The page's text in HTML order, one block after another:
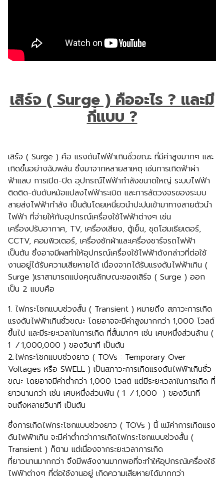
เสิร์จ( Surge ) คืออะไร ? และมี
กี่แบบ ?
เสิร์จ ( Surge ) คือ แรงดันไฟฟ้าเกินชั่วขณะ ที่มีค่าสูงมากๆ และ
เกิดขึ้นอย่างฉับพลัน ซึ่งมาจากหลายสาเหตุ เช่นการเกิดฟ้าผ่า
ฟ้าแลบ การเปิด-ปิด อุปกรณ์ไฟฟ้ากำลังขนาดใหญ่ ระบบไฟฟ้า
ติดติด-ดับดับหม้อแปลงไฟฟ้าระเบิด และการลัดวงจรของระบบ
สายส่งไฟฟ้ากำลัง เป็นต้นโดยเหนี่ยวนำปะปนเข้ามาทางสายตัวนำ
ไฟฟ้า ที่จ่ายให้กับอุปกรณ์เครื่องใช้ไฟฟ้าต่างๆ เช่น
เครื่องปรับอากาศ, TV, เครื่องเสียง, ตู้เย็น, ชุดโฮมเธียเตอร์,
CCTV, คอมพิวเตอร์, เครื่องซักผ้าและเครื่องชาร์จรถไฟฟ้า
เป็นต้น ซึ่งอาจมีผลทำให้อุปกรณ์เครื่องใช้ไฟฟ้าดังกล่าวที่ต่อใช้
งานอยู่ได้รับความเสียหายได้ เนื่องจากได้รับแรงดันไฟฟ้าเกิน (
Surge )เราสามารถแบ่งคุณลักษณะของเสิร์จ ( Surge ) ออก
เป็น 2 แบบคือ
1. ไฟกระโชกแบบช่วงสั้น ( Transient ) หมายถึง สภาวะการเกิด
แรงดันไฟฟ้าเกินชั่วขณะ โดยอาจจะมีค่าสูงมากกว่า 1,000 โวลต์
ขึ้นไป และมีระยะเวลาในการเกิด ที่สั้นมากๆ เช่น เศษหนึ่งส่วนล้าน (
1 ⁄ 1,000,000 ) ของวินาที เป็นต้น
2.ไฟกระโชกแบบช่วงยาว ( TOVs : Temporary Over
Voltages หรือ SWELL ) เป็นสภาวะการเกิดแรงดันไฟฟ้าเกินชั่ว
ขณะ โดยอาจมีค่าต่ำกว่า 1,000 โวลต์ แต่มีระยะเวลาในการเกิด ที่
ยาวนานกว่า เช่น เศษหนึ่งส่วนพัน ( 1 ⁄ 1,000 ) ของวินาที
จนถึงหลายวินาที เป็นต้น
ซึ่งการเกิดไฟกระโชกแบบช่วงยาว ( TOVs ) นี้ แม้ค่าการเกิดแรง
ดันไฟฟ้าเกิน จะมีค่าต่ำกว่าการเกิดไฟกระโชกแบบช่วงสั้น (
Transient ) ก็ตาม แต่เนื่องจากระยะเวลาการเกิด
ที่ยาวนานมากกว่า จึงมีพลังงานมากพอที่จะทำให้อุปกรณ์เครื่องใช้
ไฟฟ้าต่างๆ ที่ต่อใช้งานอยู่ เกิดความเสียหายได้มากกว่า